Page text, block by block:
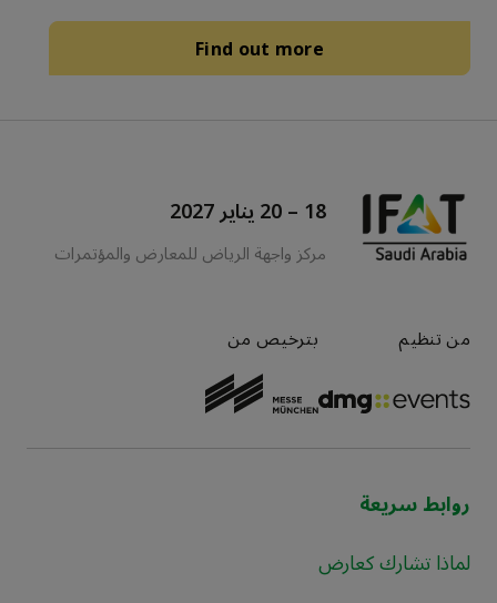
Find out more
18 – 20 يناير 2027
مركز واجهة الرياض للمعارض والمؤتمرات
من تنظيم بترخيص من
روابط سريعة
لماذا تشارك كعارض